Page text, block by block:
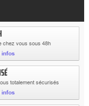
chez vous sous 48h
totalement sécurisés